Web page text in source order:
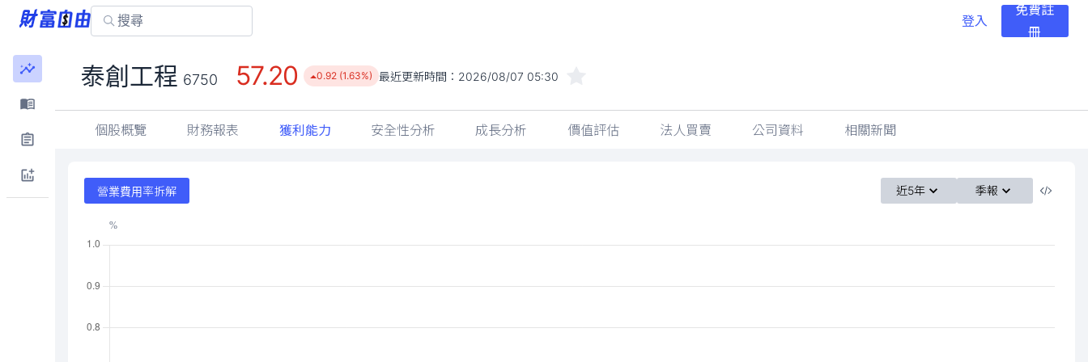
登入
免費註
冊
泰創工程 6750 57.20 0.92 (1.63%) 最近更新時間： 2026/08/07 05:30
個股概覽 財務報表 獲利能力 安全性分析 成長分析 價值評估 法人買賣 公司資料 相關新聞
營業費用率拆解 近5年 季報